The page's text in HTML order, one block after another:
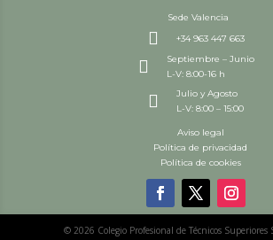
Sede Valencia
 +34 963 447 663

Septiembre – Junio
L-V: 8:00-16 h

Julio y Agosto
L-V: 8:00 – 15:00
Aviso legal
Política de privacidad
Política de cookies
© 2026 Colegio Profesional de Técnicos Superiores